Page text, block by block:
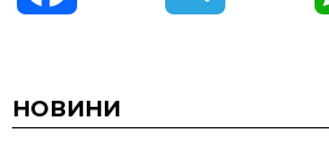
c
НОВИНИ